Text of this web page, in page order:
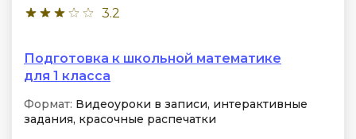
3.2
Подготовка к школьной математике
для 1 класса
Формат: Видеоуроки в записи, интерактивные
задания, красочные распечатки